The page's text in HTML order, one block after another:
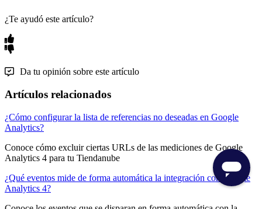
¿Te ayudó este artículo?
Da tu opinión sobre este artículo
Artículos relacionados
¿Cómo configurar la lista de referencias no deseadas en Google
Analytics?
Conoce cómo excluir ciertas URLs de las mediciones de Google
Analytics 4 para tu Tiendanube
¿Qué eventos mide de forma automática la integración con Google
Analytics 4?